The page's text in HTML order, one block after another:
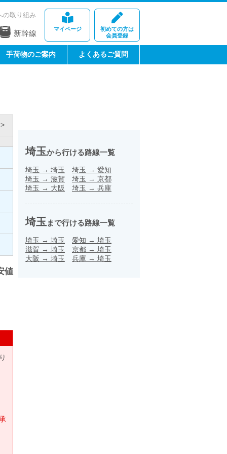
マイページ
初めての方は
会員登録
の取り組み
新幹線
手荷物のご案内 よくあるご質問
値
埼玉から行ける路線一覧
埼玉 → 埼玉 埼玉 → 愛知
埼玉 → 滋賀 埼玉 → 京都
埼玉 → 大阪 埼玉 → 兵庫
埼玉 まで行ける路線一覧
埼玉 → 埼玉 愛知 → 埼玉
滋賀 → 埼玉 京都 → 埼玉
大阪 → 埼玉 兵庫 → 埼玉